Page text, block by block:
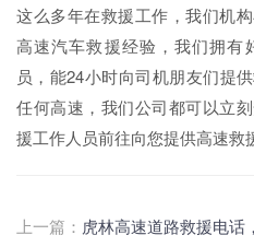
这么多年在救援工作，我们机
高速汽车救援经验，我们拥有
员，能24小时向司机朋友们提
任何高速，我们公司都可以立
援工作人员前往向您提供高速救
上一篇： 虎林高速道路救援电话，24